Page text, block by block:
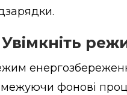
Увімкніть
фонові